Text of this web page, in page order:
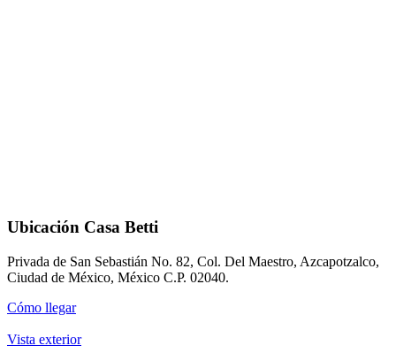
Ubicación Casa Betti
Privada de San Sebastián No. 82, Col. Del Maestro, Azcapotzalco,
Ciudad de México, México C.P. 02040.
Cómo llegar
Vista exterior